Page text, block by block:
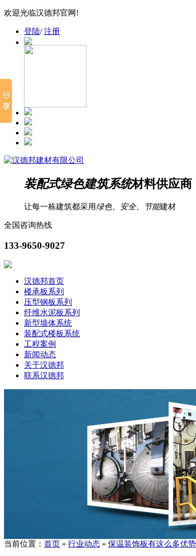
欢迎光临汉德邦官网!
登陆/注册
装配式绿色建筑系统材料供应商
让每一栋建筑都采用 绿色、安全、节能建材
全国咨询热线
133-9650-9027
汉德邦首页
楼承板系列
压型钢板系列
纤维水泥板系列
新型墙体系统
装配式楼板系统
工程案例
新闻动态
关于汉德邦
联系汉德邦
当前位置： 首页 » 行业动态 » 保温装饰板有这么多优